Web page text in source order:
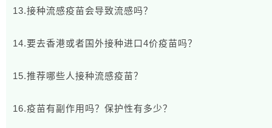
13.接种流感疫苗会导致流感吗？
14.要去香港或者国外接种进口4价疫苗吗？
15.推荐哪些人接种流感疫苗？
16.疫苗有副作用吗？保护性有多少？